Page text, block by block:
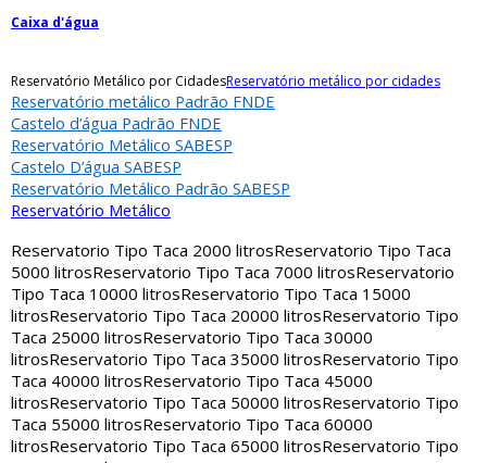
Caixa d'água
Reservatório Metálico por CidadesReservatório metálico por cidades
Reservatório metálico Padrão FNDE
Castelo d’água Padrão FNDE
Reservatório Metálico SABESP
Castelo D’água SABESP
Reservatório Metálico Padrão SABESP
Reservatório Metálico
Reservatorio Tipo Taca 2000 litrosReservatorio Tipo Taca
5000 litrosReservatorio Tipo Taca 7000 litrosReservatorio
Tipo Taca 10000 litrosReservatorio Tipo Taca 15000
litrosReservatorio Tipo Taca 20000 litrosReservatorio Tipo
Taca 25000 litrosReservatorio Tipo Taca 30000
litrosReservatorio Tipo Taca 35000 litrosReservatorio Tipo
Taca 40000 litrosReservatorio Tipo Taca 45000
litrosReservatorio Tipo Taca 50000 litrosReservatorio Tipo
Taca 55000 litrosReservatorio Tipo Taca 60000
litrosReservatorio Tipo Taca 65000 litrosReservatorio Tipo